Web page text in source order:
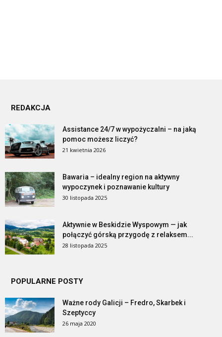
REDAKCJA
Assistance 24/7 w wypożyczalni – na jaką
pomoc możesz liczyć?
21 kwietnia 2026
Bawaria – idealny region na aktywny
wypoczynek i poznawanie kultury
30 listopada 2025
Aktywnie w Beskidzie Wyspowym — jak
połączyć górską przygodę z relaksem...
28 listopada 2025
POPULARNE POSTY
Ważne rody Galicji – Fredro, Skarbek i
Szeptyccy
26 maja 2020